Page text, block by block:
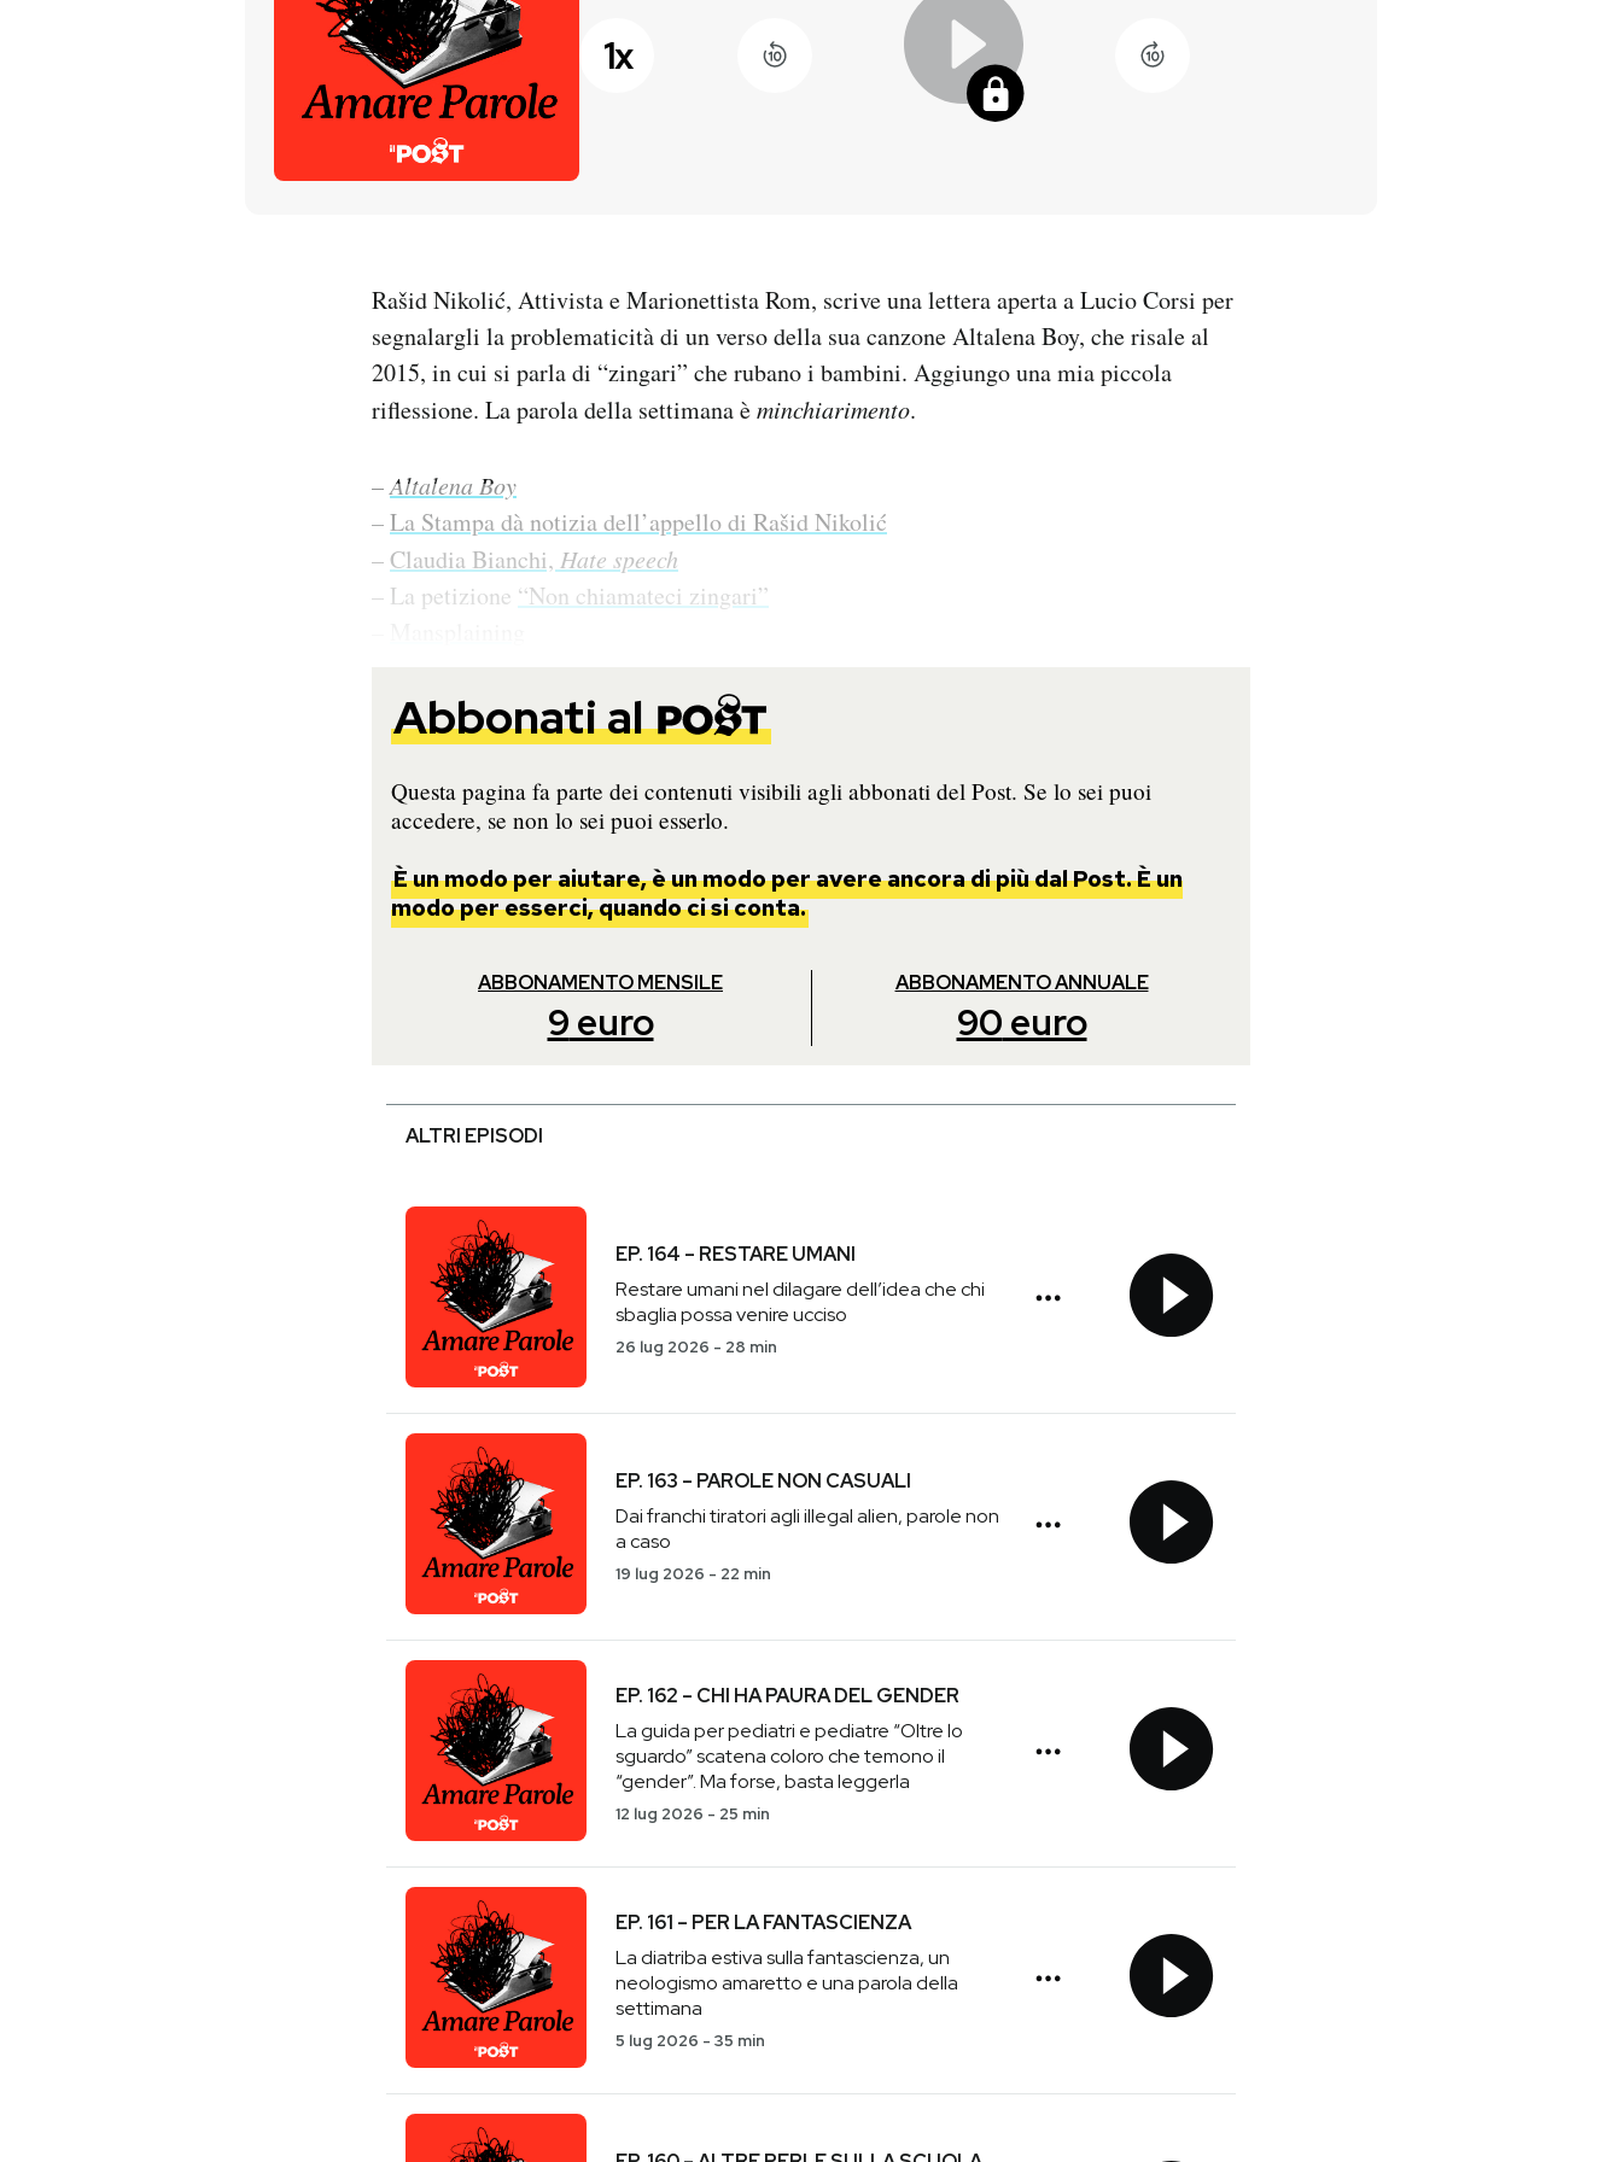
1x
Rašid Nikolić, Attivista e Marionettista Rom, scrive una lettera aperta a Lucio Corsi per
segnalargli la problematicità di un verso della sua canzone Altalena Boy, che risale al
2015, in cui si parla di “zingari” che rubano i bambini. Aggiungo una mia piccola
riflessione. La parola della settimana èminchiarimento.
–Altalena Boy
–La Stampa dà notizia dell’appello di Rašid Nikolić
–Claudia Bianchi, Hate speech
– La petizione “Non chiamateci zingari”
Abbonati al
Questa pagina fa parte dei contenuti visibili agli abbonati del Post. Se lo sei puoi
accedere, se non lo sei puoi esserlo.
È un modo per aiutare, è un modo per avere ancora di più dal Post. È un
modo per esserci, quando ci si conta.
ABBONAMENTO MENSILE
9 euro
ABBONAMENTO ANNUALE
90 euro
ALTRI EPISODI
EP. 164 – RESTARE UMANI
Restare umani nel dilagare dell’idea che chi
sbaglia possa venire ucciso
26 lug 2026 - 28 min
EP. 163 – PAROLE NON CASUALI
Dai franchi tiratori agli illegal alien, parole non
a caso
19 lug 2026 - 22 min
EP. 162 – CHI HA PAURA DEL GENDER
La guida per pediatri e pediatre “Oltre lo
sguardo” scatena coloro che temono il
“gender”. Ma forse, basta leggerla
12 lug 2026 - 25 min
EP. 161 – PER LA FANTASCIENZA
La diatriba estiva sulla fantascienza, un
neologismo amaretto e una parola della
settimana
5 lug 2026 - 35 min